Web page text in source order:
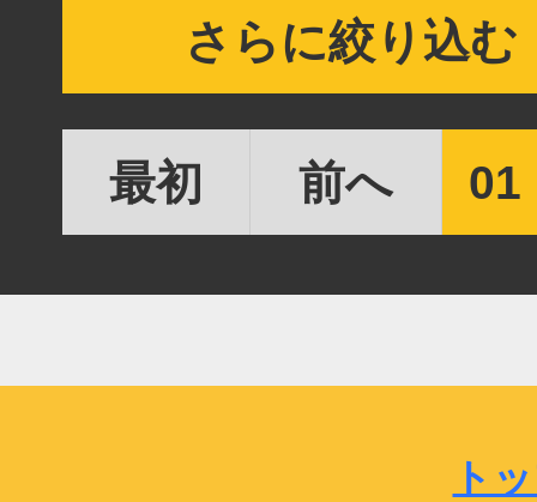
さらに絞り込む
最初 前へ 01
ト